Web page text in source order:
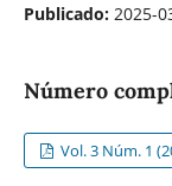
Publicado: 2025-
Número
Vol. 3 Núm. 1